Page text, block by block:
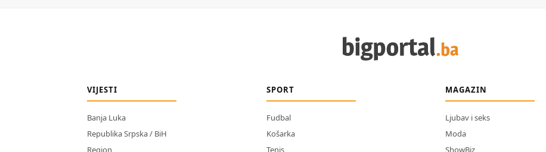
VIJESTI
Banja Luka
Republika Srpska / BiH
Region
SPORT
Fudbal
Košarka
Tenis
MAGAZIN
Ljubav i seks
Moda
ShowBiz